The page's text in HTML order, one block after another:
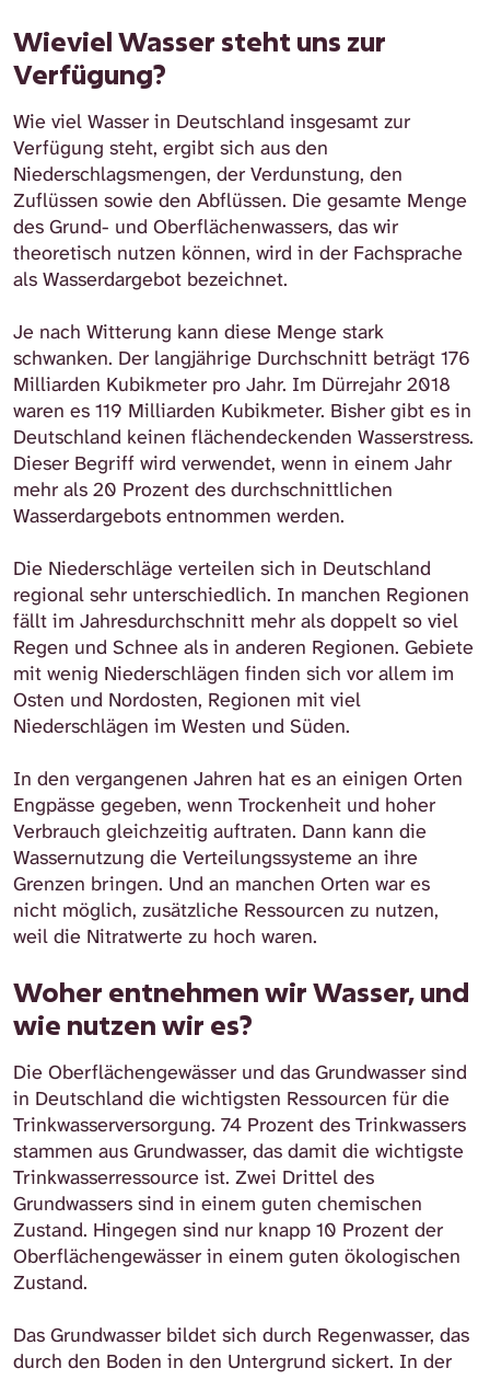
Wieviel Wasser steht uns zur
Verfügung?
Wie viel Wasser in Deutschland insgesamt zur
Verfügung steht, ergibt sich aus den
Niederschlagsmengen, der Verdunstung, den
Zuflüssen sowie den Abflüssen. Die gesamte Menge
des Grund- und Oberflächenwassers, das wir
theoretisch nutzen können, wird in der Fachsprache
als Wasserdargebot bezeichnet.
Je nach Witterung kann diese Menge stark
schwanken. Der langjährige Durchschnitt beträgt 176
Milliarden Kubikmeter pro Jahr. Im Dürrejahr 2018
waren es 119 Milliarden Kubikmeter. Bisher gibt es in
Deutschland keinen flächendeckenden Wasserstress.
Dieser Begriff wird verwendet, wenn in einem Jahr
mehr als 20 Prozent des durchschnittlichen
Wasserdargebots entnommen werden.
Die Niederschläge verteilen sich in Deutschland
regional sehr unterschiedlich. In manchen Regionen
fällt im Jahresdurchschnitt mehr als doppelt so viel
Regen und Schnee als in anderen Regionen. Gebiete
mit wenig Niederschlägen finden sich vor allem im
Osten und Nordosten, Regionen mit viel
Niederschlägen im Westen und Süden.
In den vergangenen Jahren hat es an einigen Orten
Engpässe gegeben, wenn Trockenheit und hoher
Verbrauch gleichzeitig auftraten. Dann kann die
Wassernutzung die Verteilungssysteme an ihre
Grenzen bringen. Und an manchen Orten war es
nicht möglich, zusätzliche Ressourcen zu nutzen,
weil die Nitratwerte zu hoch waren.
Woher entnehmen wir Wasser, und
wie nutzen wir es?
Die Oberflächengewässer und das Grundwasser sind
in Deutschland die wichtigsten Ressourcen für die
Trinkwasserversorgung. 74 Prozent des Trinkwassers
stammen aus Grundwasser, das damit die wichtigste
Trinkwasserressource ist. Zwei Drittel des
Grundwassers sind in einem guten chemischen
Zustand. Hingegen sind nur knapp 10 Prozent der
Oberflächengewässer in einem guten ökologischen
Zustand.
Das Grundwasser bildet sich durch Regenwasser, das
durch den Boden in den Untergrund sickert. In der